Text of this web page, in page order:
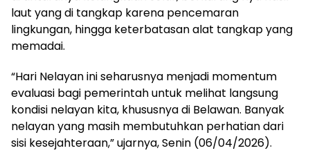
laut yang di tangkap karena pencemaran
lingkungan, hingga keterbatasan alat tangkap yang
memadai.
“Hari Nelayan ini seharusnya menjadi momentum
evaluasi bagi pemerintah untuk melihat langsung
kondisi nelayan kita, khususnya di Belawan. Banyak
nelayan yang masih membutuhkan perhatian dari
sisi kesejahteraan,” ujarnya, Senin (06/04/2026).